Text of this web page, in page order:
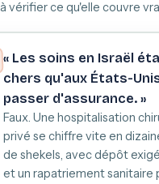
à vérifier ce qu'elle couvre
« Les soins en Israël
chers qu'aux États-
passer d'assurance. »
Faux. Une hospitalisation
privé se chiffre vite en
de shekels, avec dépôt
et un rapatriement sanitaire